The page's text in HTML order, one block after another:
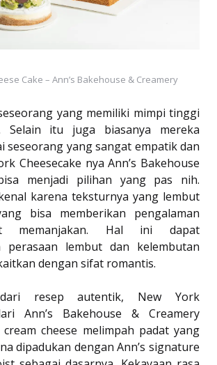
Cake – Ann’s Bakehouse & Creamery
yang memiliki mimpi tinggi
Selain itu juga biasanya mereka
seseorang yang sangat empatik dan
Cheesecake nya Ann’s Bakehouse
menjadi pilihan yang pas nih.
karena teksturnya yang lembut
bisa memberikan pengalaman
memanjakan. Hal ini dapat
perasaan lembut dan kelembutan
dengan sifat romantis.
dari resep autentik, New York
Ann’s Bakehouse & Creamery
cheese melimpah padat yang
dipadukan dengan Ann’s signature